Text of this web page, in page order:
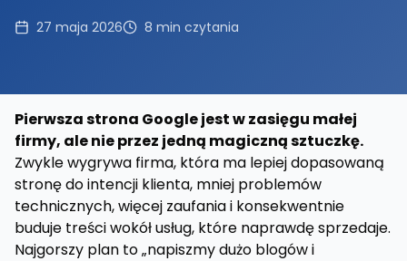
27 maja 2026 8 min czytania
Pierwsza strona Google jest w zasięgu małej
firmy, ale nie przez jedną magiczną sztuczkę.
Zwykle wygrywa firma, która ma lepiej dopasowaną
stronę do intencji klienta, mniej problemów
technicznych, więcej zaufania i konsekwentnie
buduje treści wokół usług, które naprawdę sprzedaje.
Najgorszy plan to „napiszmy dużo blogów i